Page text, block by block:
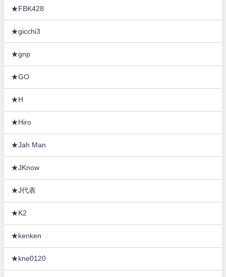
★FBK428
★gicchi3
★gnp
★GO
★H
★Hiro
★Jah Man
★JKnow
★J代表
★K2
★kenken
★kne0120